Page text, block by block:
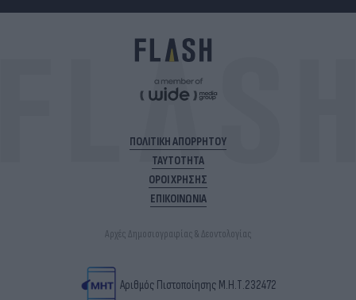
ΠΟΛΙΤΙΚΗ ΑΠΟΡΡΗΤΟΥ
ΤΑΥΤΟΤΗΤΑ
ΟΡΟΙ ΧΡΗΣΗΣ
ΕΠΙΚΟΙΝΩΝΙΑ
Αρχές Δημοσιογραφίας & Δεοντολογίας
Αριθμός Πιστοποίησης Μ.Η.Τ.232472